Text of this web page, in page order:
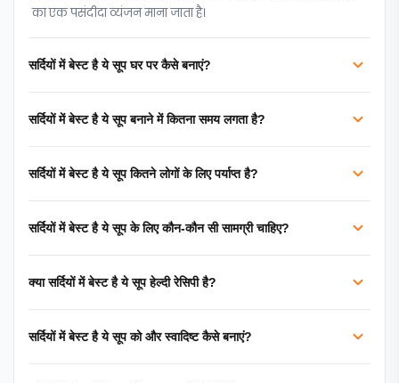
का एक पसंदीदा व्यंजन माना जाता है।
सर्दियों में बेस्ट है ये सूप घर पर कैसे बनाएं?
सर्दियों में बेस्ट है ये सूप बनाने में कितना समय लगता है?
सर्दियों में बेस्ट है ये सूप कितने लोगों के लिए पर्याप्त है?
सर्दियों में बेस्ट है ये सूप के लिए कौन-कौन सी सामग्री चाहिए?
क्या सर्दियों में बेस्ट है ये सूप हेल्दी रेसिपी है?
सर्दियों में बेस्ट है ये सूप को और स्वादिष्ट कैसे बनाएं?